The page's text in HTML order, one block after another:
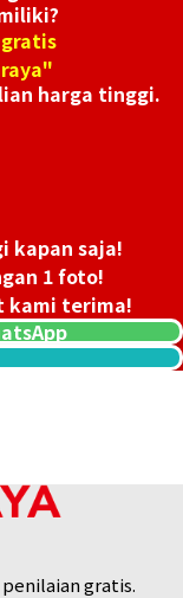
harga tinggi.
kapan saja!
1 foto!
kami terima!
gratis.